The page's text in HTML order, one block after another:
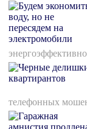
телефонных